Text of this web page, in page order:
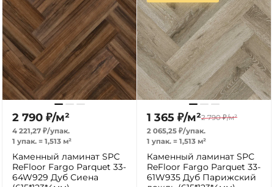
2 790 ₽/м²
4 221,27 ₽/упак.
1 упак. = 1,513 м²
Каменный ламинат SPC
ReFloor Fargo Parquet 33-
64W929 Дуб Сиена
1 365 ₽/м²2 790 ₽/м²
2 065,25 ₽/упак.
1 упак. = 1,513 м²
Каменный ламинат SPC
ReFloor Fargo Parquet 33-
61W935 Дуб Парижский